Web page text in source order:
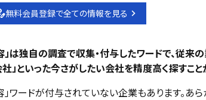
無料会員登録で全ての情報を見る
は独自の調査で収集・付与したワードで、従来
」といった今さがしたい会社を精度高く探すこと
ワードが付与されていない企業もあります。あら